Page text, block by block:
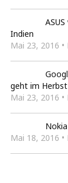
Indien
Mai 23, 2016
geht im
Mai 23, 2016
Mai 18, 2016